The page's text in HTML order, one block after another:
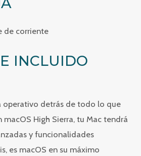
de corriente
INCLUIDO
operativo detrás de todo lo que
macOS High Sierra, tu Mac tendrá
y funcionalidades
es macOS en su máximo